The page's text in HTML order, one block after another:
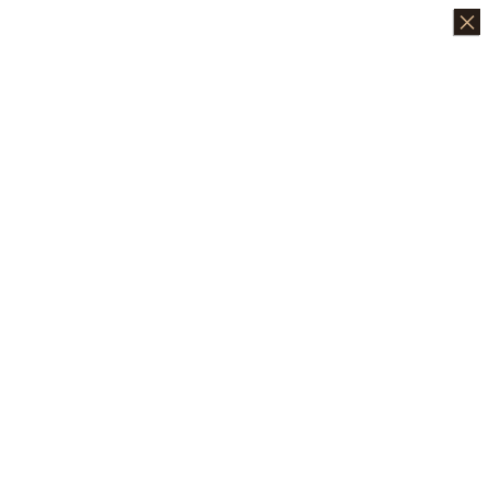
×
×
×
×